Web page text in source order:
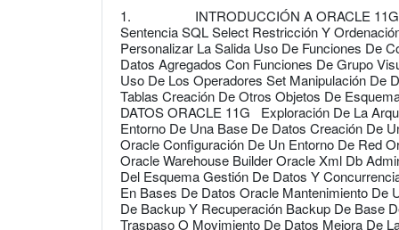
1. INTRODUCCIÓN A ORACLE 11G:
Sentencia SQL Select Restricción Y
Personalizar La Salida Uso De Funciones De
Datos Agregados Con Funciones De Grupo
Uso De Los Operadores Set Manipulación De
Tablas Creación De Otros Objetos De
DATOS ORACLE 11G Exploración De La
Entorno De Una Base De Datos Creación De
Oracle Configuración De Un Entorno De Red
Oracle Warehouse Builder Oracle Xml Db
Del Esquema Gestión De Datos Y
En Bases De Datos Oracle Mantenimiento De
De Backup Y Recuperación Backup De Base
Traspaso O Movimiento De Datos Mejora